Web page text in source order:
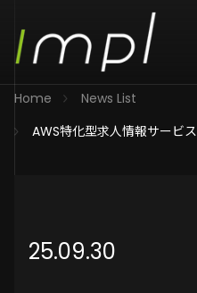
Home
News List
AWS特化型求人情報サービ
25.09.30